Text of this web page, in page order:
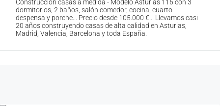
Construcción casas a medida - Modelo Asturias 116 con 3
dormitorios, 2 baños, salón comedor, cocina, cuarto
despensa y porche... Precio desde 105.000 €... Llevamos casi
20 años construyendo casas de alta calidad en Asturias,
Madrid, Valencia, Barcelona y toda España.